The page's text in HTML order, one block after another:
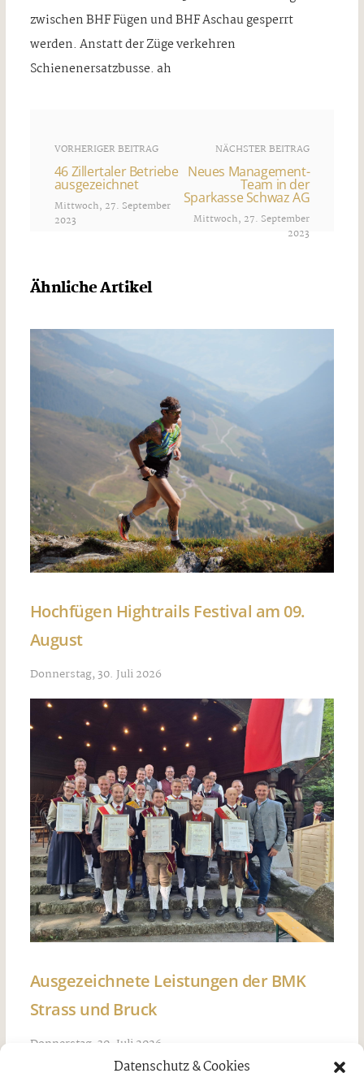
Datenschutz & Cookies
zwischen BHF Fügen und BHF Aschau gesperrt
werden. Anstatt der Züge verkehren
Schienenersatzbusse. ah
VORHERIGER BEITRAG
46 Zillertaler Betriebe
ausgezeichnet
Mittwoch, 27. September
2023
NÄCHSTER BEITRAG
Neues Management-
Team in der
Sparkasse Schwaz AG
Mittwoch, 27. September
2023
Ähnliche Artikel
Hochfügen Hightrails Festival am 09.
August
Donnerstag, 30. Juli 2026
Ausgezeichnete Leistungen der BMK
Strass und Bruck
Donnerstag, 30. Juli 2026